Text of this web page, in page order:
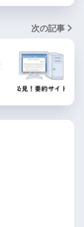
次の記事